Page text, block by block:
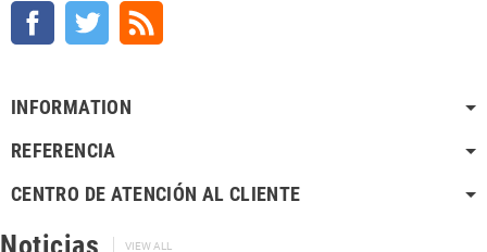
Facebook Twitter
INFORMATION
REFERENCIA
CENTRO DE ATENCIÓN AL CLIENTE
Noticias VIEW ALL